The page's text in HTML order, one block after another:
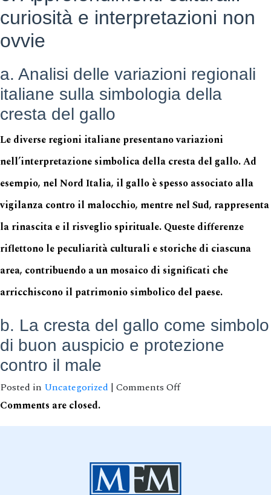
curiosità e interpretazioni non
ovvie
a. Analisi delle variazioni regionali
italiane sulla simbologia della
cresta del gallo
Le diverse regioni italiane presentano variazioni
nell’interpretazione simbolica della cresta del gallo. Ad
esempio, nel Nord Italia, il gallo è spesso associato alla
vigilanza contro il malocchio, mentre nel Sud, rappresenta
la rinascita e il risveglio spirituale. Queste differenze
riflettono le peculiarità culturali e storiche di ciascuna
area, contribuendo a un mosaico di significati che
arricchiscono il patrimonio simbolico del paese.
b. La cresta del gallo come simbolo
di buon auspicio e protezione
contro il male
Posted in Uncategorized | Comments Offon
della
del
Comments are closed.